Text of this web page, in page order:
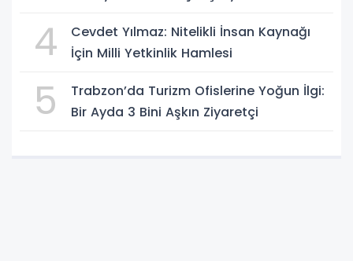
4
Cevdet Yılmaz: Nitelikli İnsan Kaynağı
İçin Milli Yetkinlik Hamlesi
5
Trabzon’da Turizm Ofislerine Yoğun İlgi:
Bir Ayda 3 Bini Aşkın Ziyaretçi